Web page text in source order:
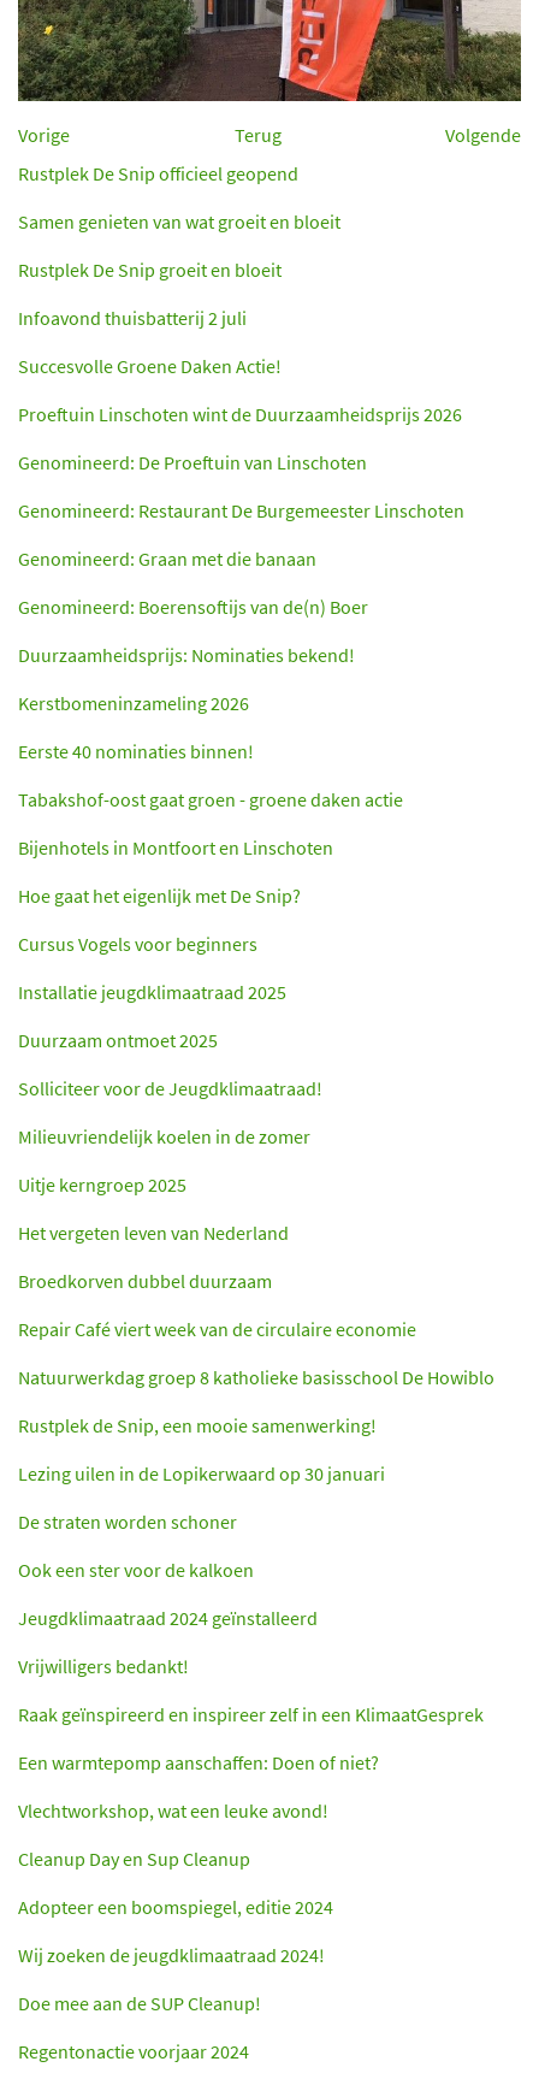
Vorige Terug
Volgende
Rustplek De Snip officieel geopend
Samen genieten van wat groeit en bloeit
Rustplek De Snip groeit en bloeit
Infoavond thuisbatterij 2 juli
Succesvolle Groene Daken Actie!
Proeftuin Linschoten wint de Duurzaamheidsprijs 2026
Genomineerd: De Proeftuin van Linschoten
Genomineerd: Restaurant De Burgemeester Linschoten
Genomineerd: Graan met die banaan
Genomineerd: Boerensoftijs van de(n) Boer
Duurzaamheidsprijs: Nominaties bekend!
Kerstbomeninzameling 2026
Eerste 40 nominaties binnen!
Tabakshof-oost gaat groen - groene daken actie
Bijenhotels in Montfoort en Linschoten
Hoe gaat het eigenlijk met De Snip?
Cursus Vogels voor beginners
Installatie jeugdklimaatraad 2025
Duurzaam ontmoet 2025
Solliciteer voor de Jeugdklimaatraad!
Milieuvriendelijk koelen in de zomer
Uitje kerngroep 2025
Het vergeten leven van Nederland
Broedkorven dubbel duurzaam
Repair Café viert week van de circulaire economie
Natuurwerkdag groep 8 katholieke basisschool De Howiblo
Rustplek de Snip, een mooie samenwerking!
Lezing uilen in de Lopikerwaard op 30 januari
De straten worden schoner
Ook een ster voor de kalkoen
Jeugdklimaatraad 2024 geïnstalleerd
Vrijwilligers bedankt!
Raak geïnspireerd en inspireer zelf in een KlimaatGesprek
Een warmtepomp aanschaffen: Doen of niet?
Vlechtworkshop, wat een leuke avond!
Cleanup Day en Sup Cleanup
Adopteer een boomspiegel, editie 2024
Wij zoeken de jeugdklimaatraad 2024!
Doe mee aan de SUP Cleanup!
Regentonactie voorjaar 2024